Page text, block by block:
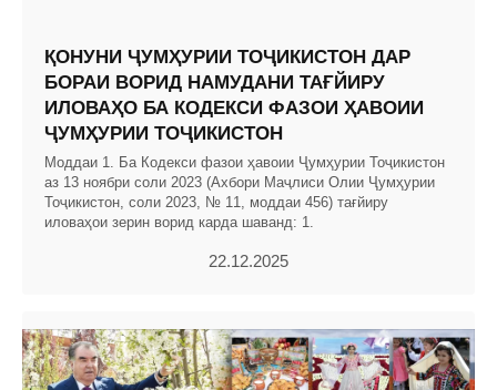
ҚОНУНИ ҶУМҲУРИИ ТОҶИКИСТОН ДАР
БОРАИ ВОРИД НАМУДАНИ ТАҒЙИРУ
ИЛОВАҲО БА КОДЕКСИ ФАЗОИ ҲАВОИИ
ҶУМҲУРИИ ТОҶИКИСТОН
Моддаи 1. Ба Кодекси фазои ҳавоии Ҷумҳурии Тоҷикистон
аз 13 ноябри соли 2023 (Ахбори Маҷлиси Олии Ҷумҳурии
Тоҷикистон, соли 2023, № 11, моддаи 456) тағйиру
иловаҳои зерин ворид карда шаванд: 1.
22.12.2025